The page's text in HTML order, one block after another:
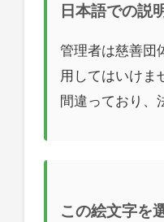
日本語での説
管理者は慈善団
用してはいけま
間違っており、
この絵文字を